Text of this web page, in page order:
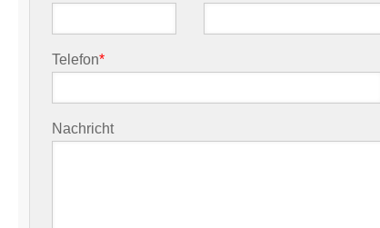
Telefon*
Nachricht